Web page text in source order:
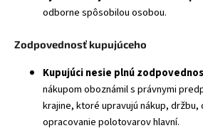
odborne spôsobilou osobou.
Zodpovednosť kupujúceho
Kupujúci nesie plnú
nákupom oboznámil s právnymi
krajine, ktoré upravujú nákup, držbu,
opracovanie polotovarov hlavní.